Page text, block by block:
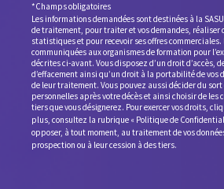
*Champs obligatoires
Les informations demandées sont destinées à la
de traitement, pour traiter et vos demandes, réaliser
statistiques et pour recevoir ses offres
communiquées aux organismes de formation pour
décrites ci-avant. Vous disposez d’un droit d’accès,
d’effacement ainsi qu’un droit à la portabilité de vos
de leur traitement. Vous pouvez aussi décider du sort
personnelles après votre décès et ainsi choisir de les
tiers que vous désignerez. Pour exercer vos droits,
plus, consultez la rubrique « Politique de
opposer, à tout moment, au traitement de vos
prospection ou à leur cession à des tiers.